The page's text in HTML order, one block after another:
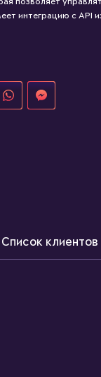
позволяет
интеграцию с
Список клиентов